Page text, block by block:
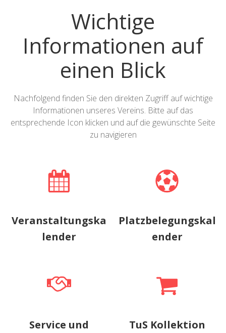
Wichtige
Informationen auf
einen Blick
Nachfolgend finden Sie den direkten Zugriff auf wichtige
Informationen unseres Vereins. Bitte auf das
entsprechende Icon klicken und auf die gewünschte Seite
zu navigieren
Veranstaltungska
lender
Platzbelegungskal
ender
Service und
TuS Kollektion